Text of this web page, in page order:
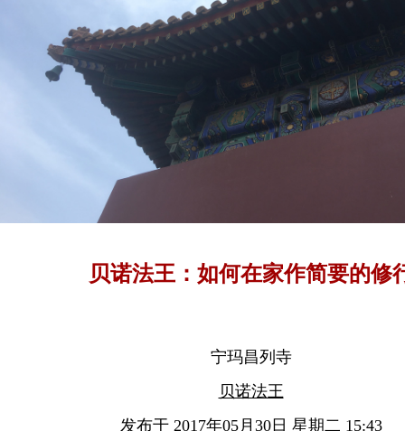
贝诺法王：如何在家作简要的修
宁玛昌列寺
贝诺法王
发布于 2017年05月30日 星期二 15:43